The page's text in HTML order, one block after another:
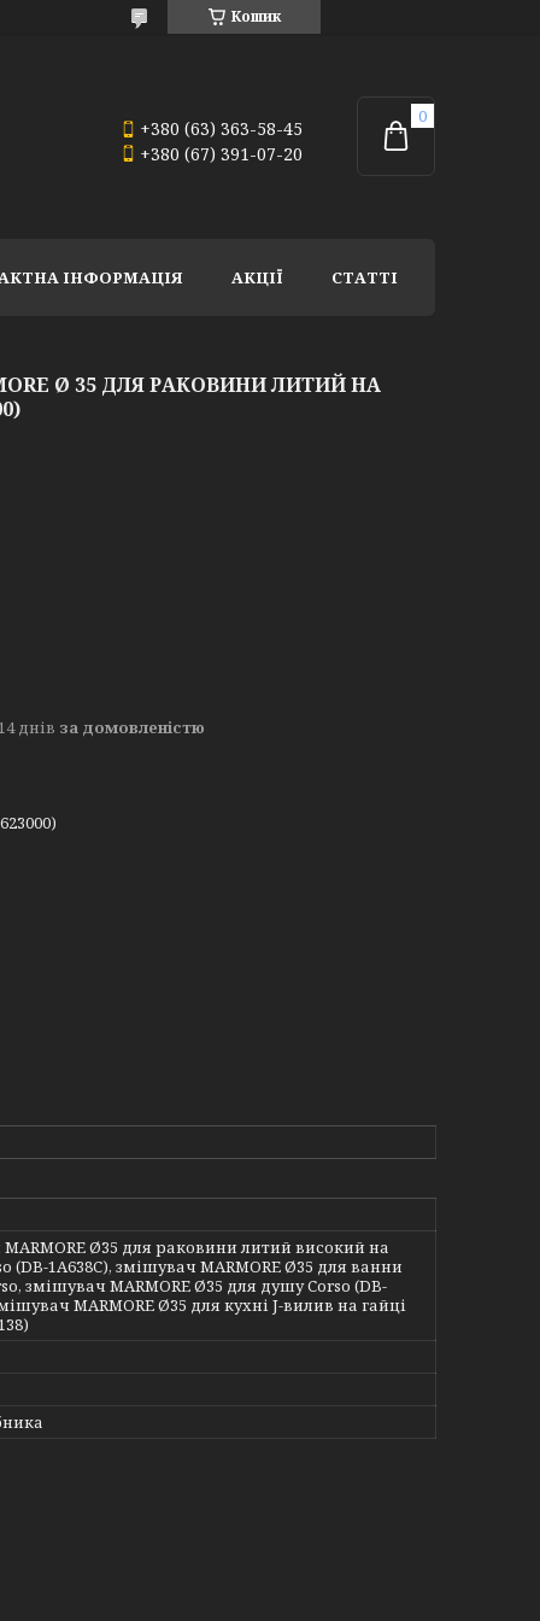
Кошик
+380 (63) 363-58-45
+380 (67) 391-07-20
ІНФОРМАЦІЯ АКЦІЇ СТАТТІ
Ø 35 ДЛЯ РАКОВИНИ ЛИТИЙ НА
днів за домовленістю
Ø35 для раковини литий високий на
(DB-1A638C), змішувач MARMORE Ø35 для ванни
змішувач MARMORE Ø35 для душу Corso (DB-
MARMORE Ø35 для кухні J-вилив на гайці